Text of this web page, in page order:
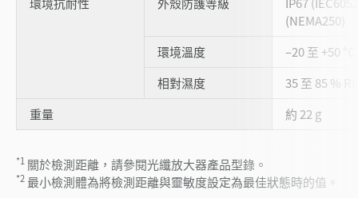
(NEMA250)
環境溫度
–20 至 +50
相對濕度
35 至 85 %
重量
約 22 g
*1 關於檢測距離，請參閱光纖放大器產品型錄。
*2 最小檢測體為將檢測距離與靈敏度設定為最佳狀態時的值。